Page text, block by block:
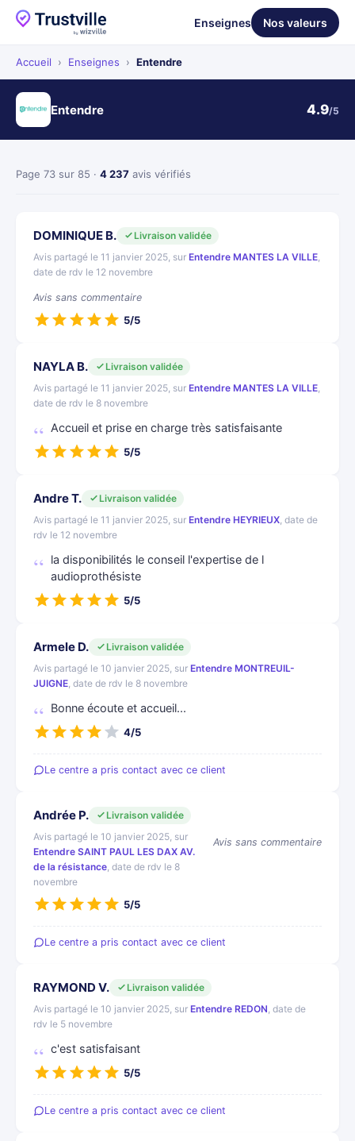
Enseignes Nos valeurs
Accueil › Enseignes › Entendre
Entendre 4.9/5
Page 73 sur 85 · 4 237 avis vérifiés
DOMINIQUE B.
Livraison validée
Avis partagé le 11 janvier 2025, sur Entendre MANTES LA VILLE,
date de rdv le 12 novembre
Avis sans commentaire
5/5
NAYLA B.
Livraison validée
Avis partagé le 11 janvier 2025, sur Entendre MANTES LA VILLE,
date de rdv le 8 novembre
Accueil et prise en charge très satisfaisante
5/5
Andre T.
Livraison validée
Avis partagé le 11 janvier 2025, sur Entendre HEYRIEUX, date de
rdv le 12 novembre
la disponibilités le conseil l'expertise de l
audioprothésiste
5/5
Armele D.
Livraison validée
Avis partagé le 10 janvier 2025, sur Entendre MONTREUIL-
JUIGNE, date de rdv le 8 novembre
Bonne écoute et accueil...
4/5
Le centre a pris contact avec ce client
Andrée P.
Livraison validée
Avis partagé le 10 janvier 2025, sur
Entendre SAINT PAUL LES DAX AV.
de la résistance, date de rdv le 8
novembre
Avis sans commentaire
5/5
Le centre a pris contact avec ce client
RAYMOND V.
Livraison validée
Avis partagé le 10 janvier 2025, sur Entendre REDON, date de
rdv le 5 novembre
c'est satisfaisant
5/5
Le centre a pris contact avec ce client